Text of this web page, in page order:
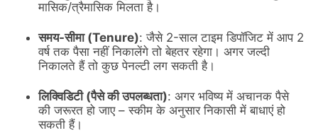
मासिक/त्रैमासिक मिलता है।
समय-सीमा (Tenure): जैसे 2-साल टाइम डिपॉजिट में आप 2
वर्ष तक पैसा नहीं निकालेंगे तो बेहतर रहेगा। अगर जल्दी
निकालते हैं तो कुछ पेनल्टी लग सकती है।
लिक्विडिटी (पैसे की उपलब्धता): अगर भविष्य में अचानक पैसे
की जरूरत हो जाए – स्कीम के अनुसार निकासी में बाधाएं हो
सकती हैं।